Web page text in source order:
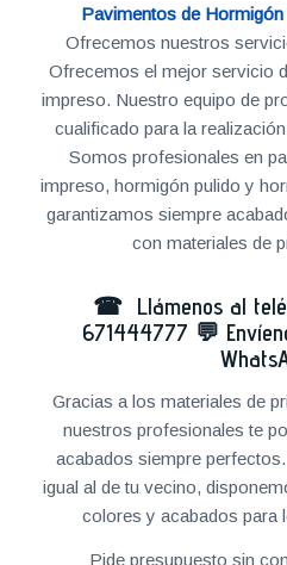
Pavimentos de
Ofrecemos nuestros
Ofrecemos el mejor servicio
impreso. Nuestro equipo de
cualificado para la
Somos profesionales en
impreso, hormigón pulido y
garantizamos siempre
con materiales de
☎ Llámenos al
671444777 💬
Gracias a los materiales de
nuestros profesionales te
acabados siempre
igual al de tu vecino,
colores y acabados para
Pide presupuesto sin